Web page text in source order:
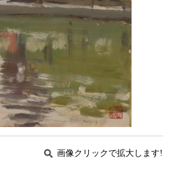
画像クリックで拡大します!